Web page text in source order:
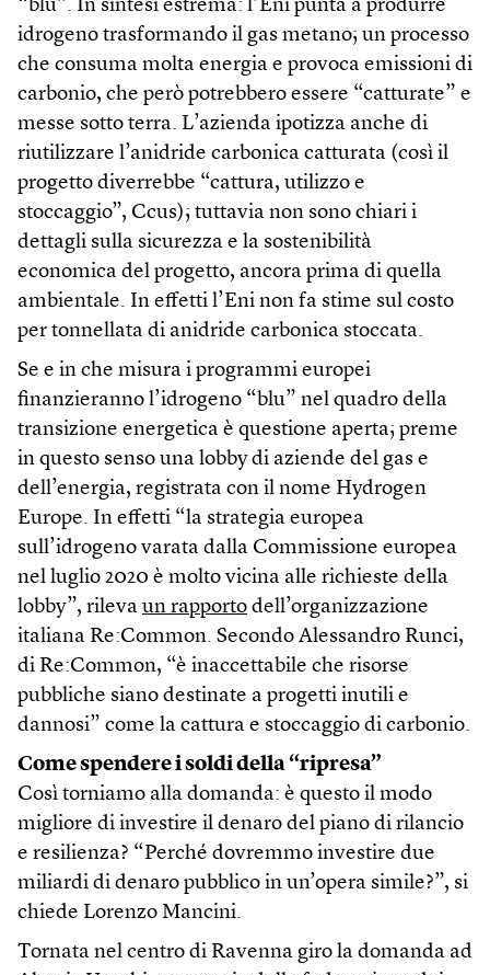
“blu”. In sintesi estrema: l’Eni punta a produrre
idrogeno trasformando il gas metano; un processo
che consuma molta energia e provoca emissioni di
carbonio, che però potrebbero essere “catturate” e
messe sotto terra. L’azienda ipotizza anche di
riutilizzare l’anidride carbonica catturata (così il
progetto diverrebbe “cattura, utilizzo e
stoccaggio”, Ccus); tuttavia non sono chiari i
dettagli sulla sicurezza e la sostenibilità
economica del progetto, ancora prima di quella
ambientale. In effetti l’Eni non fa stime sul costo
per tonnellata di anidride carbonica stoccata.
Se e in che misura i programmi europei
finanzieranno l’idrogeno “blu” nel quadro della
transizione energetica è questione aperta; preme
in questo senso una lobby di aziende del gas e
dell’energia, registrata con il nome Hydrogen
Europe. In effetti “la strategia europea
sull’idrogeno varata dalla Commissione europea
nel luglio 2020 è molto vicina alle richieste della
lobby”, rileva un rapporto dell’organizzazione
italiana Re:Common. Secondo Alessandro Runci,
di Re:Common, “è inaccettabile che risorse
pubbliche siano destinate a progetti inutili e
dannosi” come la cattura e stoccaggio di carbonio.
Come spendere i soldi della “ripresa”
Così torniamo alla domanda: è questo il modo
migliore di investire il denaro del piano di rilancio
e resilienza? “Perché dovremmo investire due
miliardi di denaro pubblico in un’opera simile?”, si
chiede Lorenzo Mancini.
Tornata nel centro di Ravenna giro la domanda ad